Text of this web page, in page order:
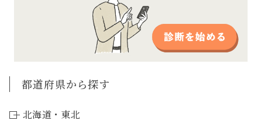
都道府県から探す
北海道・東北